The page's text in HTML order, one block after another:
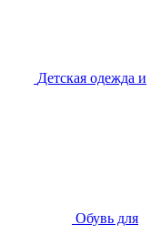
Детская одежда и
Обувь для